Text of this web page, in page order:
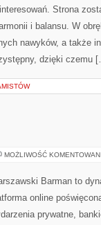
Strona
i balansu. W
nawyków, a także
dzięki czemu
MOŻLIWOŚĆ
Barman to
online
prywatne,